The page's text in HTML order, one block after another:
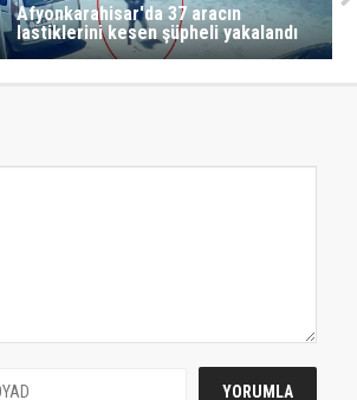
Afyonkarahisar'da 37 aracın
lastiklerini kesen şüpheli yakalandı